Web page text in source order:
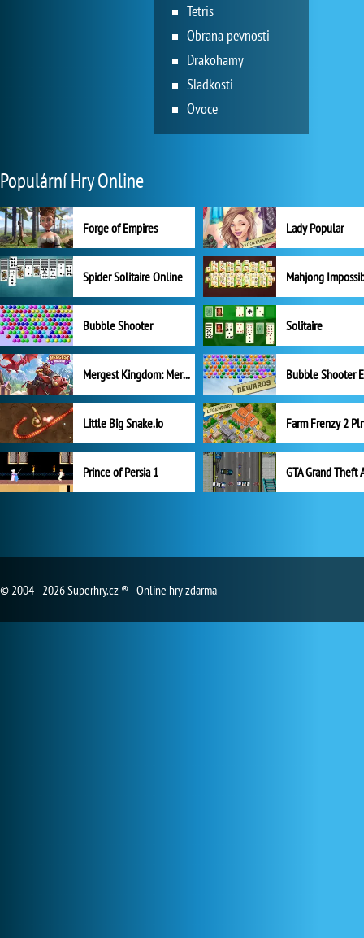
Tetris
Obrana pevnosti
Drakohamy
Sladkosti
Ovoce
Populární Hry Online
Forge of Empires Lady Popular
Spider Solitaire Online Mahjong
Bubble Shooter Solitaire
Mergest Kingdom: Merge Puzzle
Little Big Snake.io
Prince of Persia 1 GTA Grand Theft
© 2004 - 2026 Superhry.cz ® - Online hry zdarma